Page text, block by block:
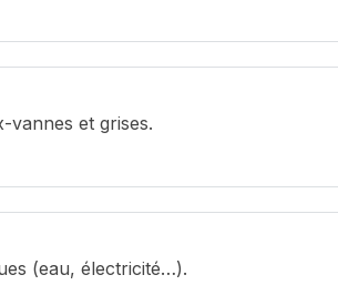
vannes et grises.
(eau, électricité…).